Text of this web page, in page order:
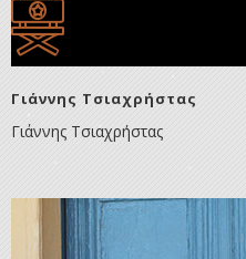
Γιάννης Τσιαχρήστας
Γιάννης Τσιαχρήστας